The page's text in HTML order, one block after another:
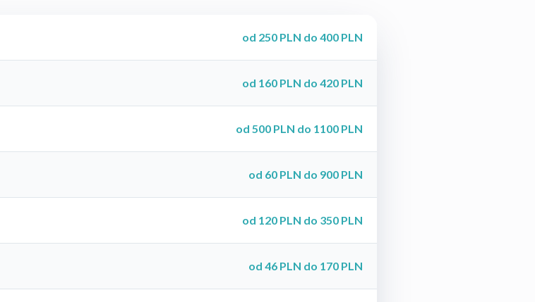
od 250 PLN do 400 PLN
od 160 PLN do 420 PLN
od 500 PLN do 1100 PLN
od 60 PLN do 900 PLN
od 120 PLN do 350 PLN
od 46 PLN do 170 PLN